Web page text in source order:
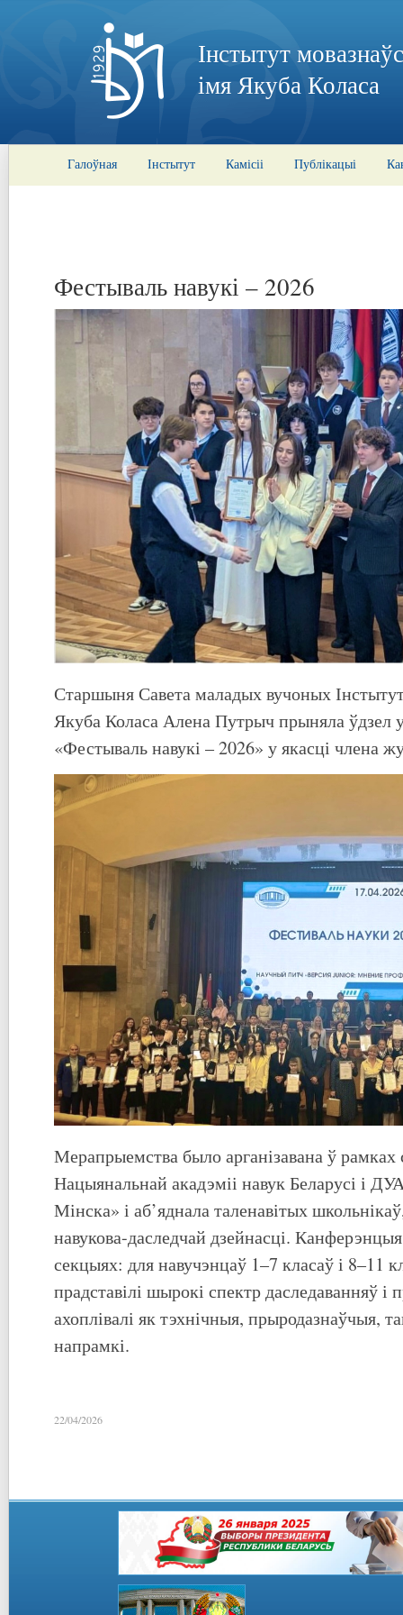
Інстытут
імя Якуба Коласа
Галоўная Інстытут Камісіі Публікацыі
Фестываль навукі – 2026
Старшыня Савета маладых вучоных
Якуба Коласа Алена Путрыч прыняла ўдзел
«Фестываль навукі – 2026» у якасці члена
Мерапрыемства было арганізавана ў
Нацыянальнай акадэміі навук Беларусі і
Мінска» і аб’яднала таленавітых
навукова-даследчай дзейнасці.
секцыях: для навучэнцаў 1–7 класаў і 8–11
прадставілі шырокі спектр даследаванняў і
ахоплівалі як тэхнічныя, прыродазнаўчыя,
напрамкі.
22/04/2026